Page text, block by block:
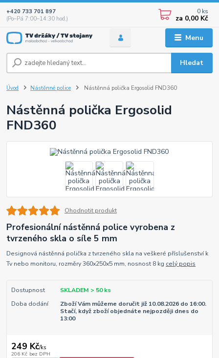
Menu
Hledat
+420 733 701 897
(Po–Pá 7:00–14:30 hod.)
0 ks
za 0,00 Kč
Úvod Nástěnné police Nástěnná polička Ergosolid FND360
Nástěnná polička Ergosolid
FND360
Ohodnotit produkt
Profesionální nástěnná police vyrobena z
tvrzeného skla o síle 5 mm
Designová nástěnná polička z tvrzeného skla na veškeré příslušenství k
Tv nebo monitoru, rozměry 360x250x5 mm, nosnost 8 kg celý popis
Dostupnost
SKLADEM > 50 ks
Doba dodání
Zboží Vám můžeme doručit již 10.08.2026 do 16:00.
Stačí, když zboží objednáte nejpozději dnes do
13:00
249 Kč/ks
206 Kč bez DPH